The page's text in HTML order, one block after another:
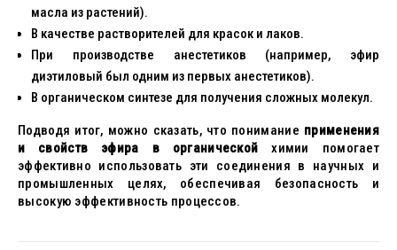
масла из растений).
В качестве растворителей для красок и лаков.
При производстве анестетиков (например, эфир
диэтиловый был одним из первых анестетиков).
В органическом синтезе для получения сложных молекул.
Подводя итог, можно сказать, что понимание применения
и свойств эфира в органической химии помогает
эффективно использовать эти соединения в научных и
промышленных целях, обеспечивая безопасность и
высокую эффективность процессов.